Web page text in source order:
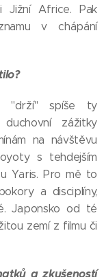
Jižní Africe. Pak
v chápání
"drží" spíše ty
zážitky
na návštěvu
s tehdejším
Yaris. Pro mě to
a disciplíny,
Japonsko od té
zemí z filmu či
a zkušeností